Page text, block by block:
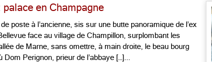
en Champagne
poste à l’ancienne, sis sur une butte panoramique de l’ex
face au village de Champillon, surplombant les
de Marne, sans omettre, à main droite, le beau bourg
Perignon, prieur de l’abbaye […]...